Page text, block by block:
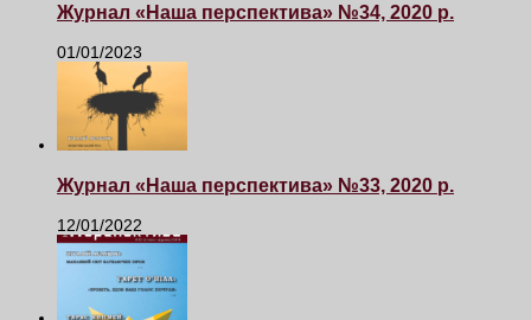
Журнал «Наша перспектива» №34, 2020 р.
01/01/2023
Журнал «Наша перспектива» №33, 2020 р.
12/01/2022